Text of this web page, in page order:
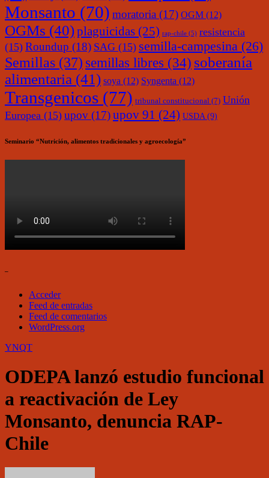
Monsanto (70) moratoria (17) OGM (12)
OGMs (40)plaguicidas (25) rap-chile (5) resistencia
(15) Roundup (18) SAG (15) semilla-campesina (26)
Semillas (37) semillas libres (34) soberanía
alimentaria (41) soya (12) Syngenta (12)
Transgenicos (77) tribunal constitucional (7) Unión
Europea (15) upov (17)upov 91 (24) USDA (9)
Seminario “Nutrición, alimentos tradicionales y agroecología”
–
Acceder
Feed de entradas
Feed de comentarios
WordPress.org
YNQT
ODEPA lanzó estudio funcional
a reactivación de Ley
Monsanto, denuncia RAP-
Chile